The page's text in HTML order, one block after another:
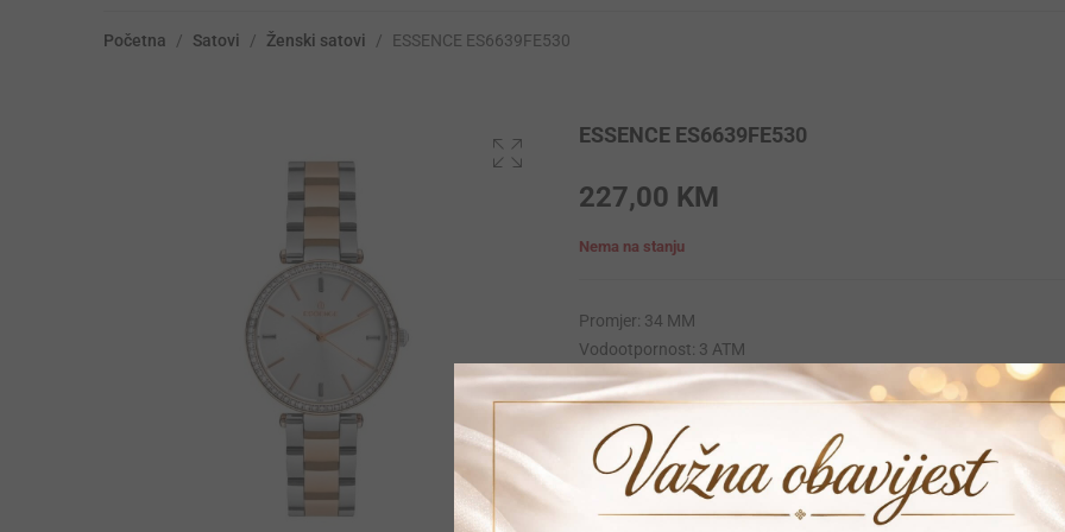
Početna / Satovi / Ženski satovi / ESSENCE ES6639FE530
ESSENCE ES6639FE530
227,00 KM
Nema na stanju
Promjer: 34 MM
Vodootpornost: 3 ATM
Krunica: Obicna
Materijal narukvice: Stainless-steel
Materijal kucista: Stainless-steel
Mehanizam: Quartz
Garancija: 24 mjeseca
Vrijeme dostave: 1-2 dana